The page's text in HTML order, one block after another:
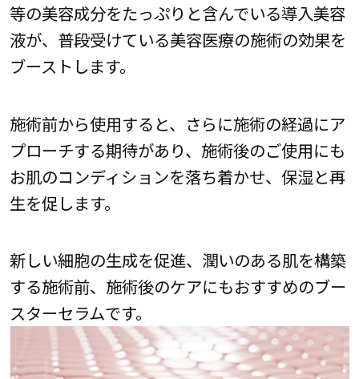
等の美容成分をたっぷりと含んでいる導入美容
液が、普段受けている美容医療の施術の効果を
ブーストします。
施術前から使用すると、さらに施術の経過にア
プローチする期待があり、施術後のご使用にも
お肌のコンディションを落ち着かせ、保湿と再
生を促します。
新しい細胞の生成を促進、潤いのある肌を構築
する施術前、施術後のケアにもおすすめのブー
スターセラムです。